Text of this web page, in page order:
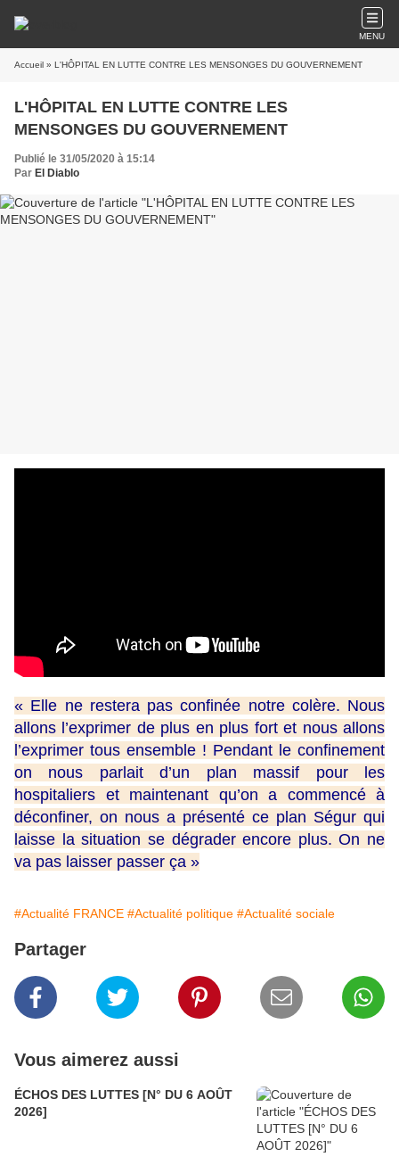
MENU
Accueil » L'HÔPITAL EN LUTTE CONTRE LES MENSONGES DU GOUVERNEMENT
L'HÔPITAL EN LUTTE CONTRE LES
MENSONGES DU GOUVERNEMENT
Publié le 31/05/2020 à 15:14
Par El Diablo
« Elle ne restera pas confinée notre colère. Nous
allons l’exprimer de plus en plus fort et nous allons
l’exprimer tous ensemble ! Pendant le confinement
on nous parlait d’un plan massif pour les
hospitaliers et maintenant qu’on a commencé à
déconfiner, on nous a présenté ce plan Ségur qui
laisse la situation se dégrader encore plus. On ne
va pas laisser passer ça »
#Actualité FRANCE #Actualité politique #Actualité sociale
Partager
Vous aimerez aussi
ÉCHOS DES LUTTES [N° DU 6 AOÛT
2026]